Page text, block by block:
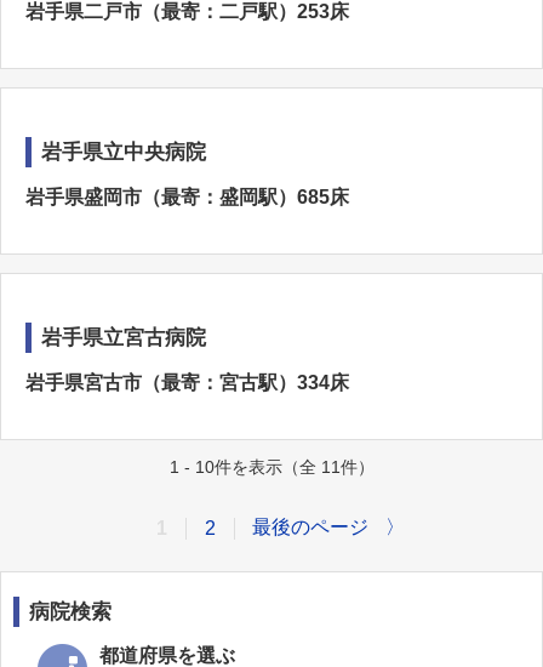
岩手県二戸市（最寄：二戸駅）253床
岩手県立中央病院
岩手県盛岡市（最寄：盛岡駅）685床
岩手県立宮古病院
岩手県宮古市（最寄：宮古駅）334床
1 - 10件を表示（全 11件）
2 最後のページ 〉
病院検索
都道府県を選ぶ